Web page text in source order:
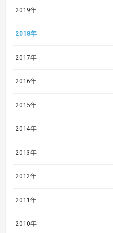
2019年
2018年
2017年
2016年
2015年
2014年
2013年
2012年
2011年
2010年